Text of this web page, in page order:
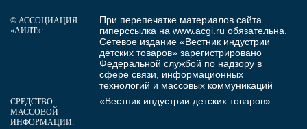
© АССОЦИАЦИЯ
«АИДТ»:
При перепечатке материалов сайта
гиперссылка на www.acgi.ru обязательна.
Сетевое издание «Вестник индустрии
детских товаров» зарегистрировано
Федеральной службой по надзору в
сфере связи, информационных
технологий и массовых коммуникаций
СРЕДСТВО
МАССОВОЙ
ИНФОРМАЦИИ:
«Вестник индустрии детских товаров»